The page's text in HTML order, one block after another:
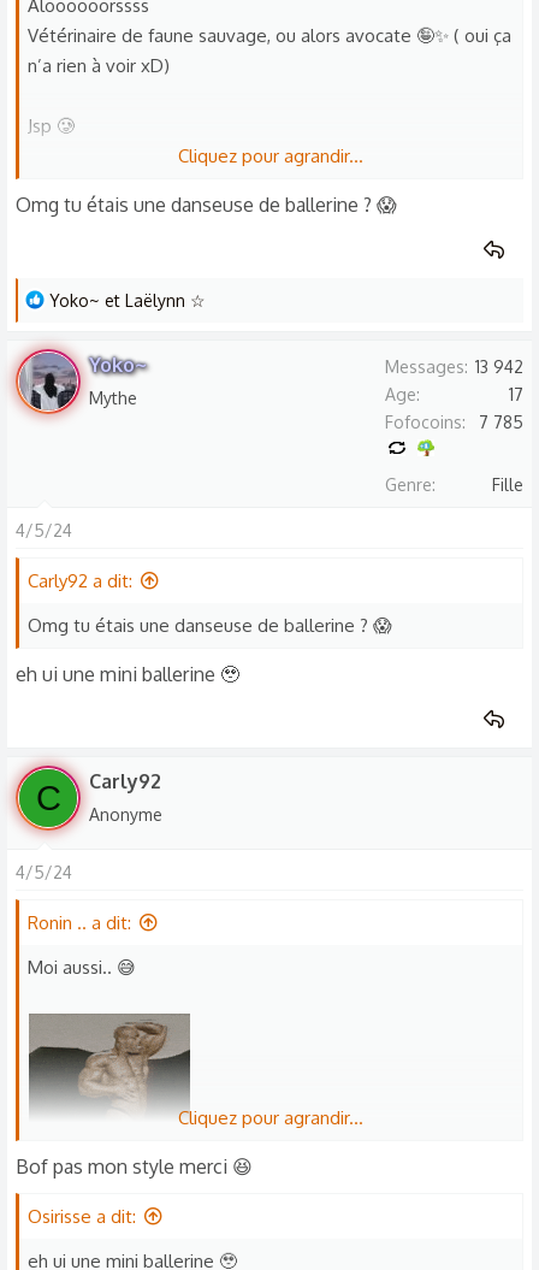
n
s
Aloooooorssss
Vétérinaire de faune sauvage, ou alors avocate 🤪✨ ( oui ça
n’a rien à voir xD)
Jsp 🥲
donc je rêvais d’être danseuse étoile 🩰
Je vais réfléchir x)
Cliquez pour agrandir...
Omg tu étais une danseuse de ballerine ? 😱
L
s
r
é
i
n
:
Yoko~ et Laëlynn ☆
Yoko~
Mythe
Messages 13 942
Age
17
Fofocoins
7 785
Genre Fille
4/5/24
Carly92 a dit:
Omg tu étais une danseuse de ballerine ? 😱
eh ui une mini ballerine 🥹
C Carly92
Anonyme
4/5/24
Ronin .. a dit:
Moi aussi.. 😅
Cliquez pour agrandir...
Bof pas mon style merci 😆
Osirisse a dit:
eh ui une mini ballerine 🥹